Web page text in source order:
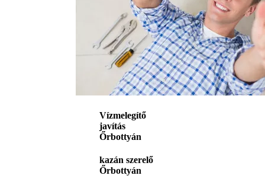
Vízmelegítő
javítás
Őrbottyán
kazán szerelő
Őrbottyán